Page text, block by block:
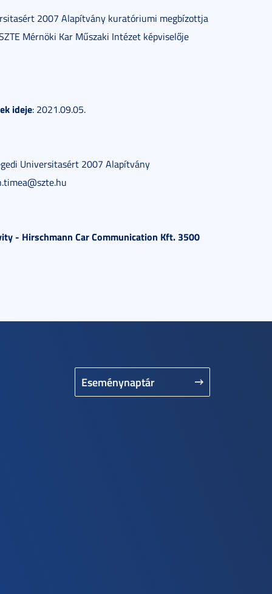
2007 Alapítvány kuratóriumi megbízottja
Mérnöki Kar Műszaki Intézet képviselője
ideje: 2021.09.05.
Universitasért 2007 Alapítvány
- Hirschmann Car Communication Kft. 3500
Eseménynaptár